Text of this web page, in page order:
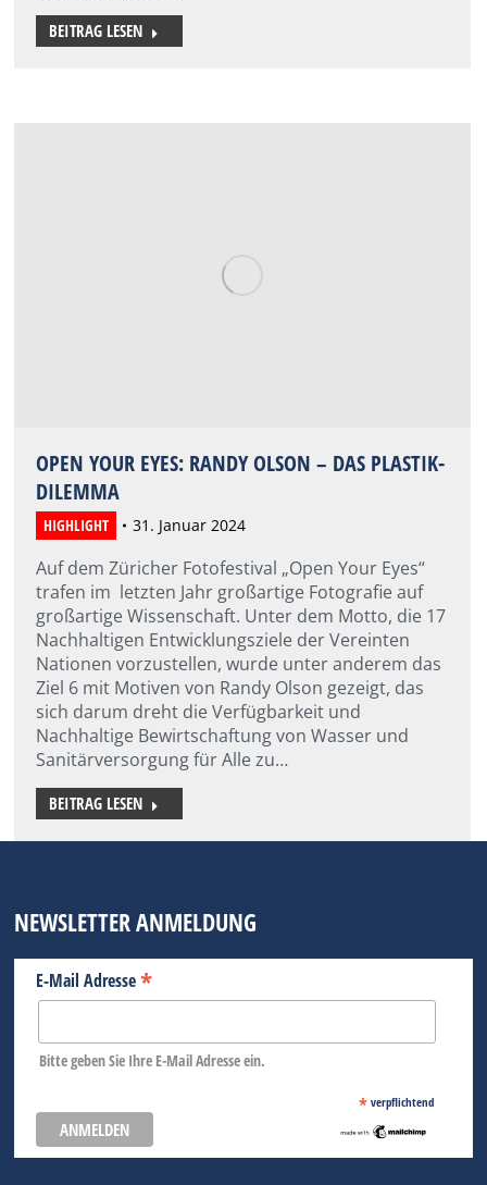
BEITRAG LESEN
OPEN YOUR EYES: RANDY OLSON – DAS PLASTIK-
DILEMMA
HIGHLIGHT 31. Januar 2024
Auf dem Züricher Fotofestival „Open Your Eyes“
trafen im letzten Jahr großartige Fotografie auf
großartige Wissenschaft. Unter dem Motto, die 17
Nachhaltigen Entwicklungsziele der Vereinten
Nationen vorzustellen, wurde unter anderem das
Ziel 6 mit Motiven von Randy Olson gezeigt, das
sich darum dreht die Verfügbarkeit und
Nachhaltige Bewirtschaftung von Wasser und
Sanitärversorgung für Alle zu…
BEITRAG LESEN
NEWSLETTER ANMELDUNG
E-Mail Adresse*
Bitte geben Sie Ihre E-Mail Adresse ein.
* verpflichtend